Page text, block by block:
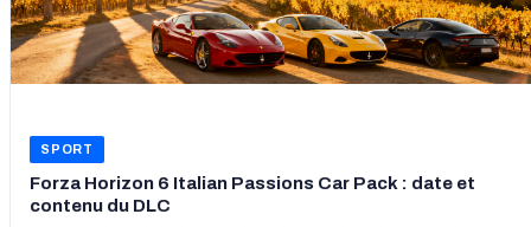
SPORT
Forza Horizon 6 Italian Passions Car Pack : date et
contenu du DLC